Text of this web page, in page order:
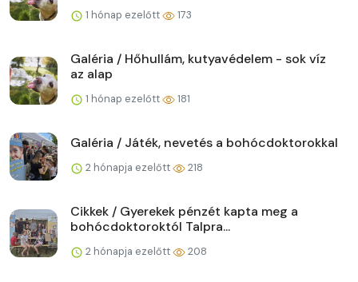
1 hónap ezelőtt 173
Galéria / Hőhullám, kutyavédelem - sok víz
az alap
1 hónap ezelőtt 181
Galéria / Játék, nevetés a bohócdoktorokkal
2 hónapja ezelőtt 218
Cikkek / Gyerekek pénzét kapta meg a
bohócdoktoroktól Talpra...
2 hónapja ezelőtt 208